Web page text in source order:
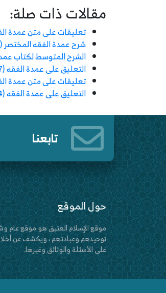
مقالات ذات صلة:
تعليقات على متن عمدة
شرح عمدة الفقه المختصر ( 18 ) [ كتاب الحج ]
الشرح المتوسط لكتاب عمدة الفقه (11) [كتاب البيوع] [
التعليق على عمدة الفقه (7)
تعليقات على متن عمدة
التعليق على عمدة الفقه (4)
تابعنا
حول الموقع
موقع الإسلام العتيق هو موقع
توحيدهم وعبادتهم ، ويكشف عن
على الأسئلة والوثائق وغيرها.